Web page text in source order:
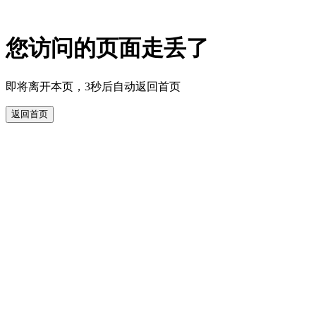
您访问的页面走丢了
即将离开本页，3秒后自动返回首页
返回首页